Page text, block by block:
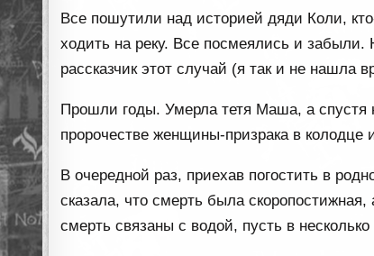
Все пошутили над историей дяди Коли,
ходить на реку. Все посмеялись и
рассказчик этот случай (я так и не нашла
Прошли годы. Умерла тетя Маша, а спустя
пророчестве женщины-призрака в
В очередной раз, приехав погостить в
сказала, что смерть была скоропостижная,
смерть связаны с водой, пусть в